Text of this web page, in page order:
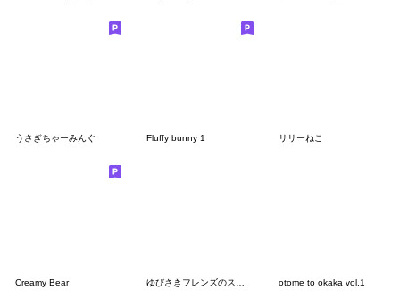
うさぎちゃーみんぐ Fluffy bunny 1 リリーねこ
Creamy Bear otome to okaka vol.1